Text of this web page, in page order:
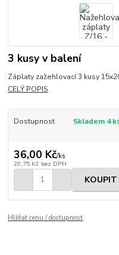
3 kusy v balení
Záplaty zažehlovací 3 kusy
CELÝ POPIS
Dostupnost Skladem 4
36,00 Kč/ks
29,75 Kč bez DPH
KOUPIT
Hlídat cenu / dostupnost